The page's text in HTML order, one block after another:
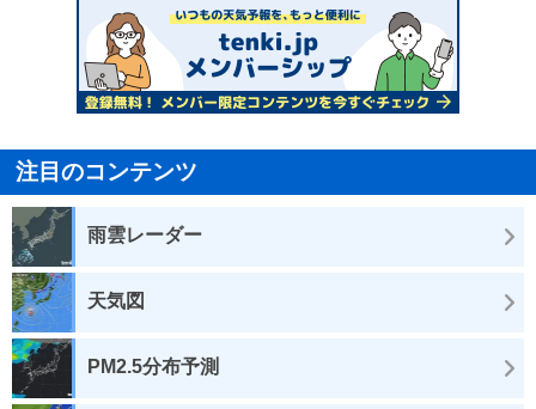
注目のコンテンツ
雨雲レーダー
天気図
PM2.5分布予測